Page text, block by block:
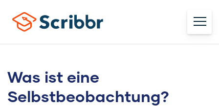
Was ist eine
Selbstbeobachtung?